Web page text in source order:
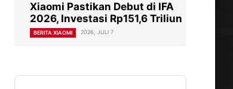
Xiaomi Pastikan Debut di IFA
2026, Investasi Rp151,6 Triliun
BERITA XIAOMI 2026, JULI 7